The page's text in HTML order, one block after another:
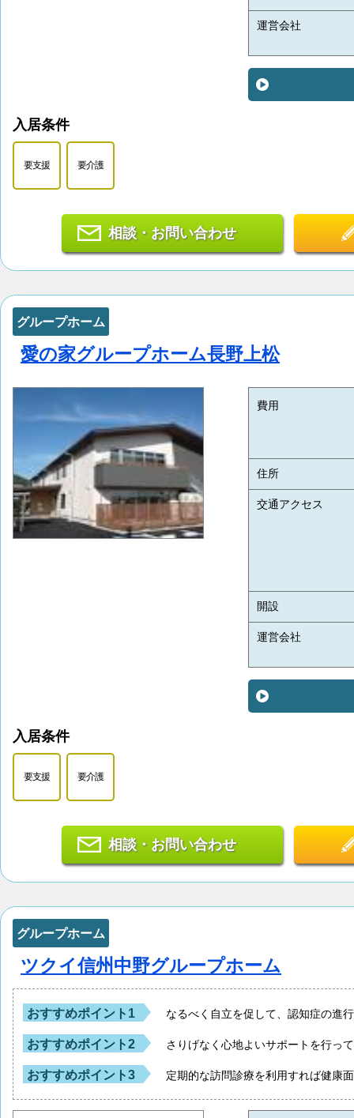
運営会社
入居条件
要支援 要介護
相談・お問い合わせ
グループホーム
愛の家グループホーム長野上松
費用
住所
交通アクセス
開設
運営会社
入居条件
要支援 要介護
相談・お問い合わせ
グループホーム
ツクイ信州中野グループホーム
おすすめポイント1 なるべく自立を促して、認知症の進
おすすめポイント2 さりげなく心地よいサポートを行っ
おすすめポイント3 定期的な訪問診療を利用すれば健康